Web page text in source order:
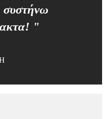
συστήνω
"